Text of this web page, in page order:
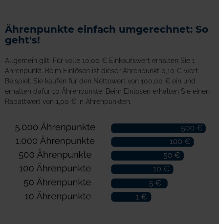
Ährenpunkte einfach umgerechnet: So
geht's!
Allgemein gilt: Für volle 10,00 € Einkaufswert erhalten Sie 1
Ährenpunkt. Beim Einlösen ist dieser Ährenpunkt 0,10 € wert.
Beispiel: Sie kaufen für den Nettowert von 100,00 € ein und
erhalten dafür 10 Ährenpunkte. Beim Einlösen erhalten Sie einen
Rabattwert von 1,00 € in Ährenpunkten.